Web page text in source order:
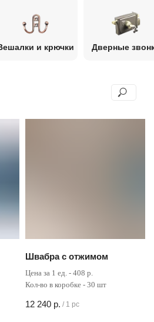
и крючки Дверные
Швабра с отжимом
Цена за 1 ед. - 408 р.
Кол-во в коробке - 30 шт
12 240 р. / 1 pc